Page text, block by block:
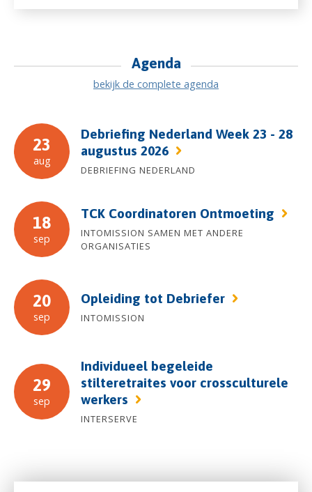
Agenda
bekijk de complete agenda
23
aug
Debriefing Nederland Week 23 - 28
augustus 2026
DEBRIEFING NEDERLAND
18
sep
TCK Coordinatoren Ontmoeting
INTOMISSION SAMEN MET ANDERE
ORGANISATIES
20
sep
Opleiding tot Debriefer
INTOMISSION
29
sep
Individueel begeleide
stilteretraites voor crossculturele
werkers
INTERSERVE